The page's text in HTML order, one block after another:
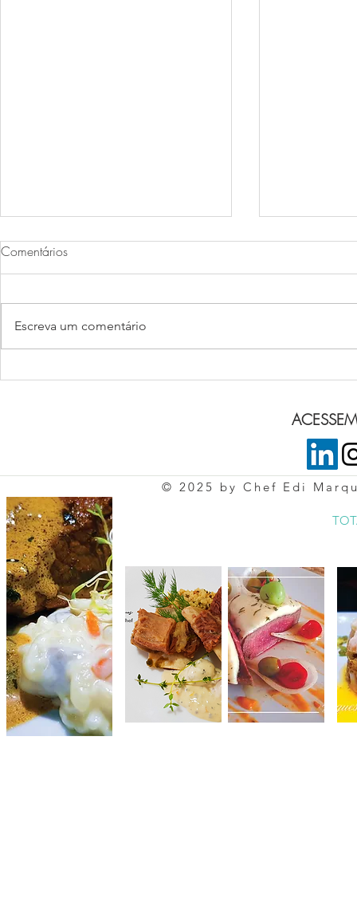
Mignon “Syrian Pepper”
Comentários
Escreva um comentário
© 2025 by Chef Edi